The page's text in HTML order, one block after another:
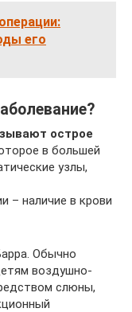
его
острое
в большей
узлы,
– наличие в крови
Обычно
воздушно-
слюны,